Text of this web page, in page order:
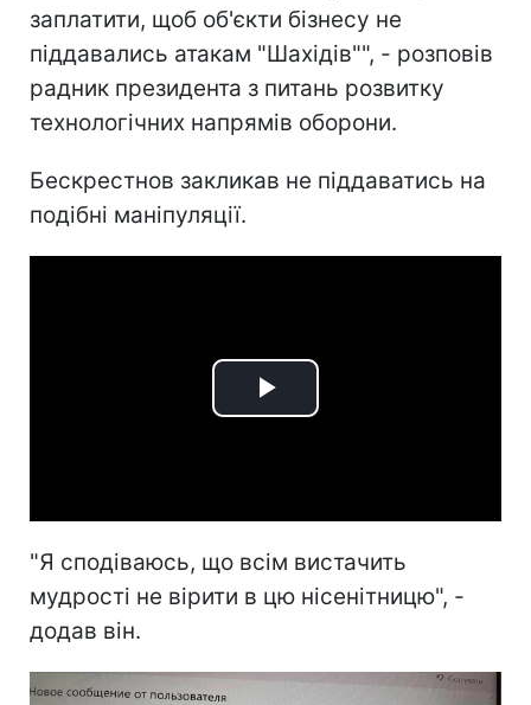
заплатити, щоб об'єкти бізнесу не
піддавались атакам "Шахідів"", - розповів
радник президента з питань розвитку
технологічних напрямів оборони.
Бескрестнов закликав не піддаватись на
подібні маніпуляції.
Play
"Я сподіваюсь, що всім вистачить
мудрості не вірити в цю нісенітницю", -
додав він.